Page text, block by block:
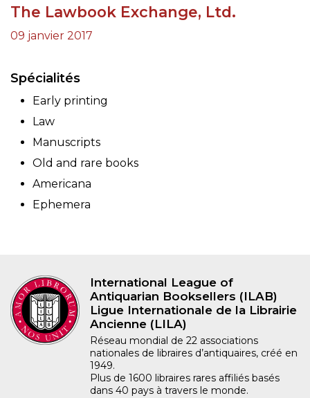
The Lawbook Exchange, Ltd.
09 janvier 2017
Spécialités
Early printing
Law
Manuscripts
Old and rare books
Americana
Ephemera
International League of
Antiquarian Booksellers (ILAB)
Ligue Internationale de la Librairie
Ancienne (LILA)
Réseau mondial de 22 associations
nationales de libraires d’antiquaires, créé en
1949.
Plus de 1600 libraires rares affiliés basés
dans 40 pays à travers le monde.